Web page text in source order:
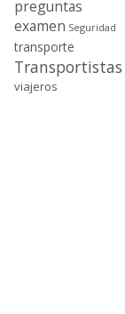
preguntas
examen Seguridad
transporte
Transportistas
viajeros